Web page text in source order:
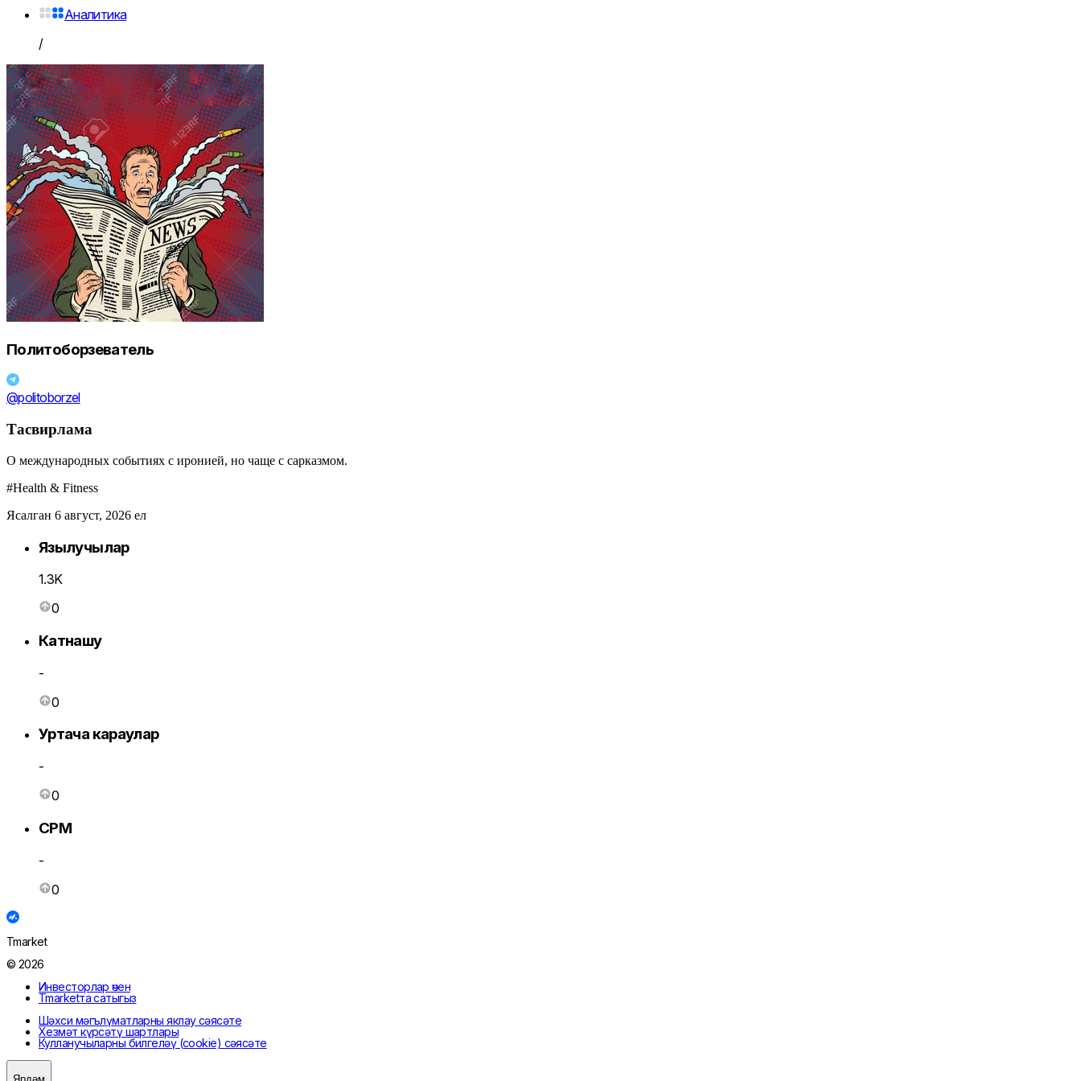
Аналитика
/
Политоборзеватель
@politoborzel
Тасвирлама
О международных событиях с иронией, но чаще с сарказмом.
#Health & Fitness
Ясалган 6 август, 2026 ел
Язылучылар
1.3K
0
Катнашу
-
0
Уртача караулар
-
0
CPM
-
0
Tmarket
© 2026
Инвесторлар өчен
Tmarketта сатыгыз
Шәхси мәгълүматларны яклау сәясәте
Хезмәт күрсәтү шартлары
Кулланучыларны билгеләү (cookie) сәясәте